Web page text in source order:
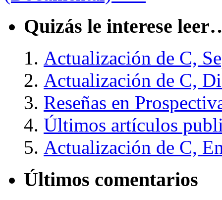
Quizás le interese
Actualización de C,
Actualización de C,
Reseñas en
Últimos artículos
Actualización de C,
Últimos comentarios